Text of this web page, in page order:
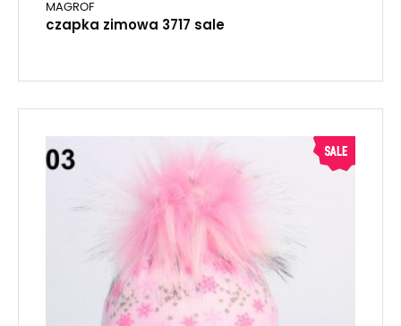
MAGROF
czapka zimowa 3717 sale